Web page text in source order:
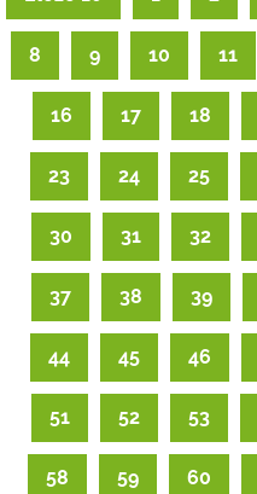
8 9 10 11
16 17 18
23 24 25
30 31 32
37 38 39
44 45 46
51 52 53
58 59 60